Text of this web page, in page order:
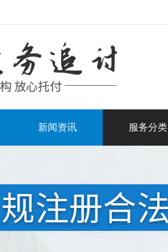
新闻资讯 服务分类